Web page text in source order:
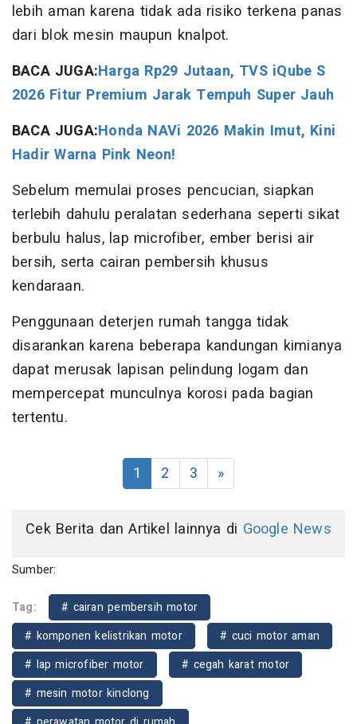
lebih aman karena tidak ada risiko terkena panas
dari blok mesin maupun knalpot.
BACA JUGA:Harga Rp29 Jutaan, TVS iQube S
2026 Fitur Premium Jarak Tempuh Super Jauh
BACA JUGA:Honda NAVi 2026 Makin Imut, Kini
Hadir Warna Pink Neon!
Sebelum memulai proses pencucian, siapkan
terlebih dahulu peralatan sederhana seperti sikat
berbulu halus, lap microfiber, ember berisi air
bersih, serta cairan pembersih khusus
kendaraan.
Penggunaan deterjen rumah tangga tidak
disarankan karena beberapa kandungan kimianya
dapat merusak lapisan pelindung logam dan
mempercepat munculnya korosi pada bagian
tertentu.
1 2 3 »
Cek Berita dan Artikel lainnya di Google News
Sumber:
Tag:
# cairan pembersih motor
# komponen kelistrikan motor
# cuci motor aman
# lap microfiber motor
# cegah karat motor
# mesin motor kinclong